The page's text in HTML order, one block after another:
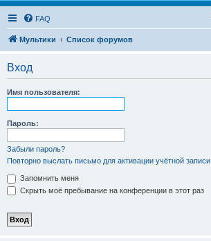
FAQ
Мультики Список форумов
Вход
Имя пользователя:
Пароль:
Забыли пароль?
Повторно выслать письмо для активации учётной записи
Запомнить меня
Скрыть моё пребывание на конференции в этот раз